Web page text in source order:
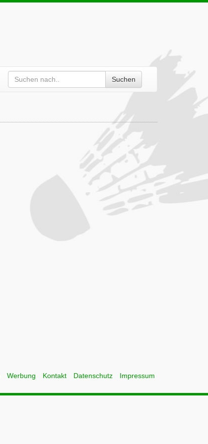
Suchen
Werbung Kontakt Datenschutz Impressum